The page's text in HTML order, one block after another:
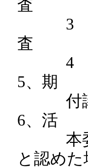
査
3 人材
査
4 その
5、期
付議事
6、活
本委員
と認め